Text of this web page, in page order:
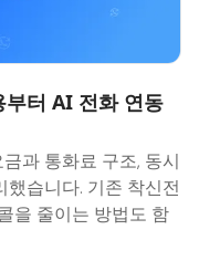
부터 AI 전화 연동
과 통화료 구조, 동시
습니다. 기존 착신전
을 줄이는 방법도 함